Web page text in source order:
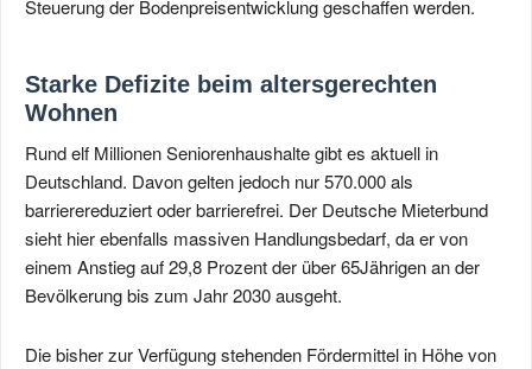
Steuerung der Bodenpreisentwicklung geschaffen werden.
Starke Defizite beim altersgerechten
Wohnen
Rund elf Millionen Seniorenhaushalte gibt es aktuell in
Deutschland. Davon gelten jedoch nur 570.000 als
barrierereduziert oder barrierefrei. Der Deutsche Mieterbund
sieht hier ebenfalls massiven Handlungsbedarf, da er von
einem Anstieg auf 29,8 Prozent der über 65Jährigen an der
Bevölkerung bis zum Jahr 2030 ausgeht.
Die bisher zur Verfügung stehenden Fördermittel in Höhe von